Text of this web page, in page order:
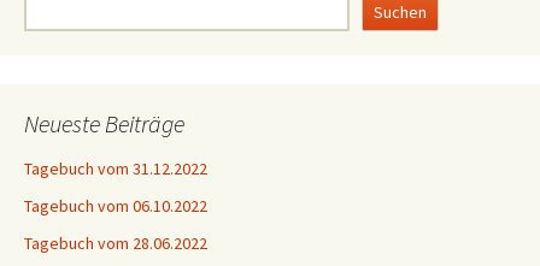
Suchen
Neueste Beiträge
Tagebuch vom 31.12.2022
Tagebuch vom 06.10.2022
Tagebuch vom 28.06.2022